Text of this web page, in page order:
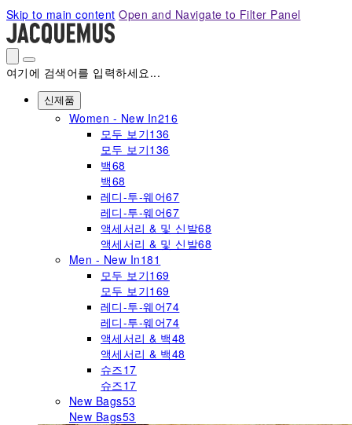
Please
note:
This
website
includes
accessibility
Skip to main content Open and Navigate to Filter Panel
여기에 검색어를 입력하세요...
신제품
Women - New In216
모두 보기136
모두 보기136
백68
백68
레디-투-웨어67
레디-투-웨어67
액세서리 & 및 신발68
액세서리 & 및 신발68
Men - New In181
모두 보기169
모두 보기169
레디-투-웨어74
레디-투-웨어74
액세서리 & 백48
액세서리 & 백48
슈즈17
슈즈17
New Bags53
New Bags53